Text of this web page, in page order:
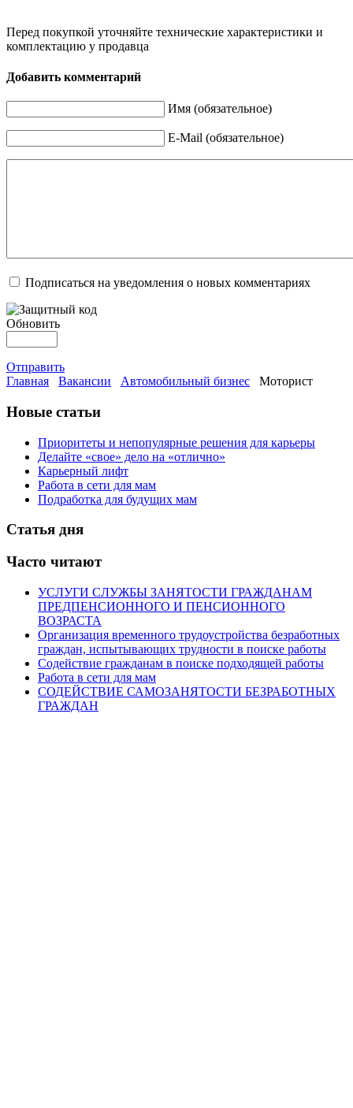
Перед покупкой уточняйте технические характеристики и
комплектацию у продавца
Добавить комментарий
Имя (обязательное)
E-Mail (обязательное)
Подписаться на уведомления о новых комментариях
Обновить
Отправить
Главная
Вакансии Автомобильный бизнес Моторист
Новые статьи
Приоритеты и непопулярные решения для карьеры
Делайте «свое» дело на «отлично»
Карьерный лифт
Работа в сети для мам
Подработка для будущих мам
Статья дня
Часто читают
УСЛУГИ СЛУЖБЫ ЗАНЯТОСТИ ГРАЖДАНАМ
ПРЕДПЕНСИОННОГО И ПЕНСИОННОГО
ВОЗРАСТА
Организация временного трудоустройства безработных
граждан, испытывающих трудности в поиске работы
Содействие гражданам в поиске подходящей работы
Работа в сети для мам
СОДЕЙСТВИЕ САМОЗАНЯТОСТИ БЕЗРАБОТНЫХ
ГРАЖДАН